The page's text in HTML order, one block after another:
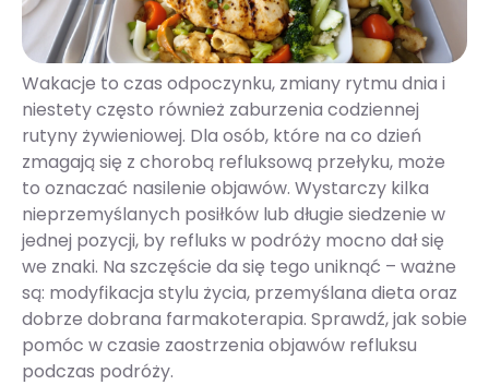
Wakacje to czas odpoczynku, zmiany rytmu dnia i
niestety często również zaburzenia codziennej
rutyny żywieniowej. Dla osób, które na co dzień
zmagają się z chorobą refluksową przełyku, może
to oznaczać nasilenie objawów. Wystarczy kilka
nieprzemyślanych posiłków lub długie siedzenie w
jednej pozycji, by refluks w podróży mocno dał się
we znaki. Na szczęście da się tego uniknąć – ważne
są: modyfikacja stylu życia, przemyślana dieta oraz
dobrze dobrana farmakoterapia. Sprawdź, jak sobie
pomóc w czasie zaostrzenia objawów refluksu
podczas podróży.